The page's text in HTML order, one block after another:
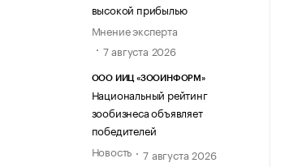
высокой прибылью
Мнение эксперта
7 августа 2026
ООО ИИЦ «ЗООИНФОРМ»
Национальный рейтинг
зообизнеса объявляет
победителей
Новость
7 августа 2026